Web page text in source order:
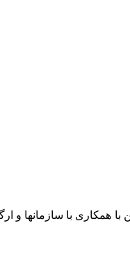
با همکاری با